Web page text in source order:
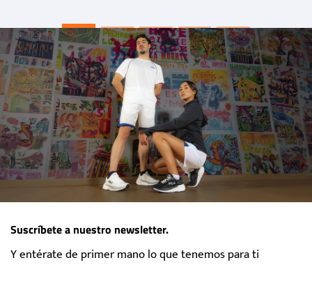
Suscríbete a nuestro newsletter.
Y entérate de primer mano lo que tenemos para ti